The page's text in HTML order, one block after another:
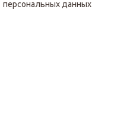
персональных данных